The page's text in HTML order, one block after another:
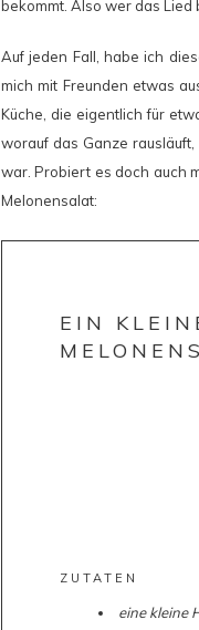
bekommt. Also wer das
Auf jeden Fall, habe ich
mich mit Freunden etwas
Küche, die eigentlich für
worauf das Ganze
war. Probiert es doch auch
Melonensalat:
EIN
ZUTATEN
eine kleine